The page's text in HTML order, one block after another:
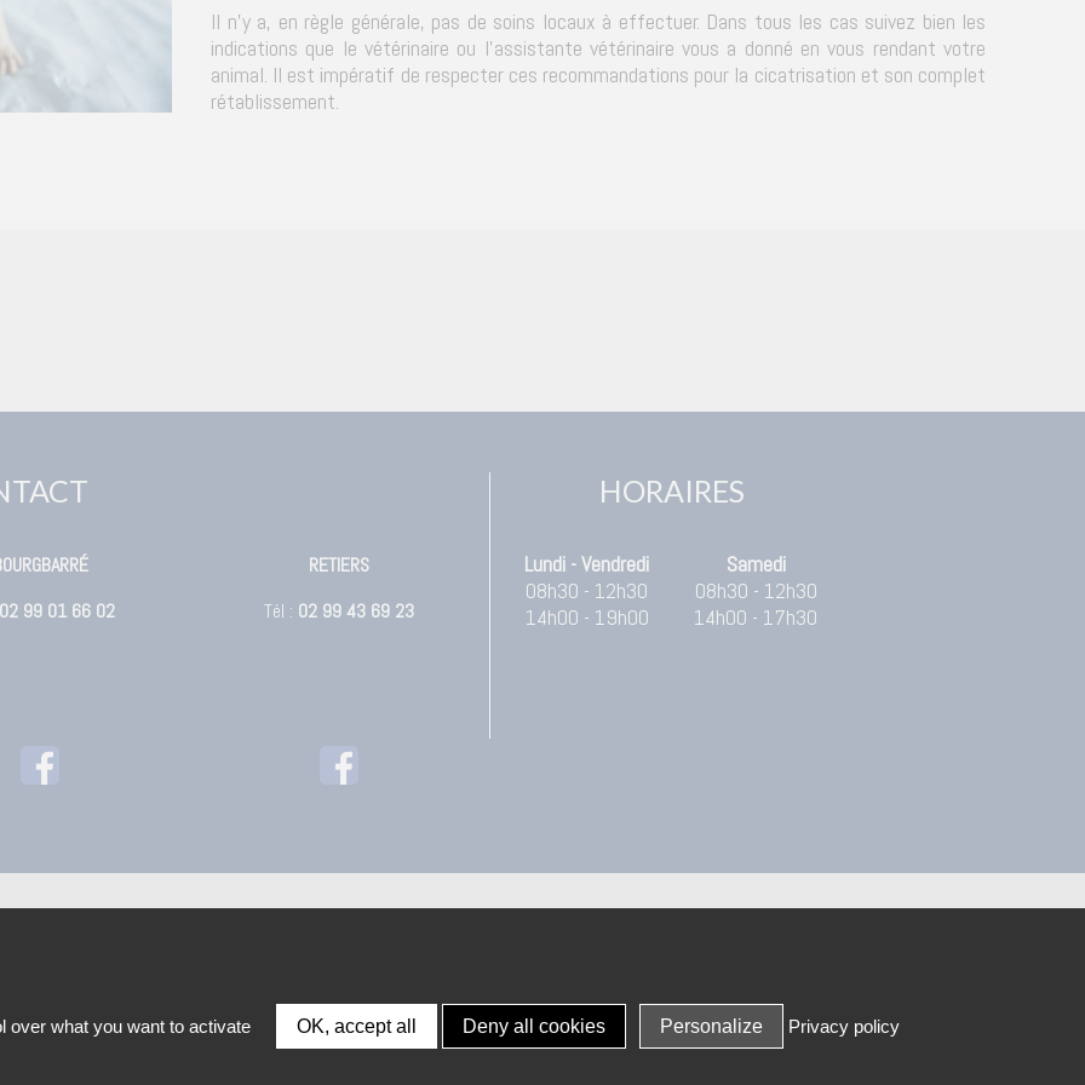
Il n'y a, en règle générale, pas de soins locaux à effectuer. Dans tous les cas suivez bien les
indications que le vétérinaire ou l'assistante vétérinaire vous a donné en vous rendant votre
animal. Il est impératif de respecter ces recommandations pour la cicatrisation et son complet
rétablissement.
02 99 01 66 02
RETIERS
Tél : 02 99 43 69 23
HORAIRES
Lundi - Vendredi
08h30 - 12h30
14h00 - 19h00
Samedi
08h30 - 12h30
14h00 - 17h30
over what you want to activate OK, accept all Deny all cookies Personalize Privacy policy